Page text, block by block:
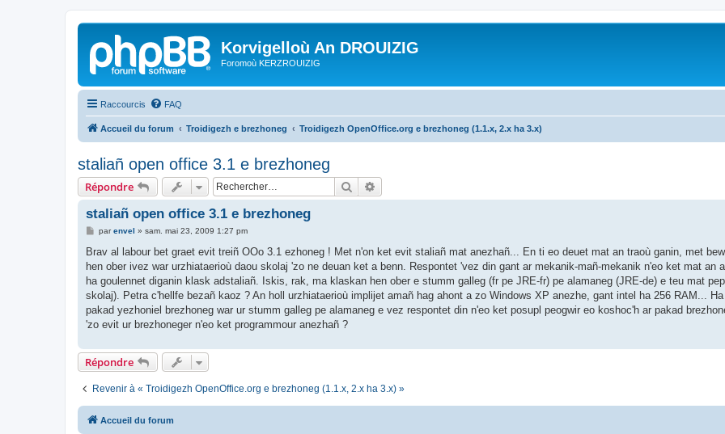
Korvigelloù An DROUIZIG
Foromoù KERZROUIZIG
Raccourcis FAQ
Accueil du forum Troidigezh e brezhoneg Troidigezh OpenOffice.org e brezhoneg (1.1.x, 2.x ha 3.x)
staliañ open office 3.1 e brezhoneg
Répondre Rechercher
staliañ open office 3.1 e brezhoneg
M
s
a
g
parenvel » sam. mai 23, 2009 1:27 pm
Brav al labour bet graet evit treiñ OOo 3.1 ezhoneg ! Met n'on ket evit staliañ mat anezhañ... En ti eo deuet mat an traoù ganin, met
hen ober ivez war urzhiataerioù daou skolaj 'zo ne deuan ket a benn. Respontet 'vez din gant ar mekanik-mañ-mekanik n'eo ket mat an
ha goulennet diganin klask adstaliañ. Iskis, rak, ma klaskan hen ober e stumm galleg (fr pe JRE-fr) pe alamaneg (JRE-de) e teu mat
skolaj). Petra c'hellfe bezañ kaoz ? An holl urzhiataerioù implijet amañ hag ahont a zo Windows XP anezhe, gant intel ha 256 RAM...
pakad yezhoniel brezhoneg war ur stumm galleg pe alamaneg e vez respontet din n'eo ket posupl peogwir eo koshoc'h ar pakad
'zo evit ur brezhoneger n'eo ket programmour anezhañ ?
Répondre
Revenir à « Troidigezh OpenOffice.org e brezhoneg (1.1.x, 2.x ha 3.x) »
Accueil du forum